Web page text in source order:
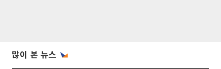
많이 본 뉴스